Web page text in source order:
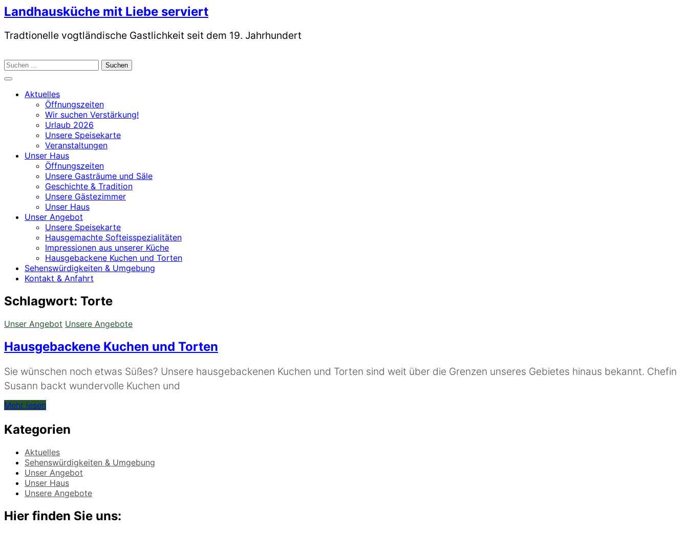
Skip
to
content
Landhausküche mit Liebe serviert
Tradtionelle vogtländische Gastlichkeit seit dem 19. Jahrhundert
Suchen
nach:
Aktuelles
Öffnungszeiten
Wir suchen Verstärkung!
Urlaub 2026
Unsere Speisekarte
Veranstaltungen
Unser Haus
Öffnungszeiten
Unsere Gasträume und Säle
Geschichte & Tradition
Unsere Gästezimmer
Unser Haus
Unser Angebot
Unsere Speisekarte
Hausgemachte Softeisspezialitäten
Impressionen aus unserer Küche
Hausgebackene Kuchen und Torten
Sehenswürdigkeiten & Umgebung
Kontakt & Anfahrt
Schlagwort: Torte
Unser Angebot Unsere Angebote
Hausgebackene Kuchen und Torten
Sie wünschen noch etwas Süßes? Unsere hausgebackenen Kuchen und Torten sind weit über die Grenzen unseres Gebietes hinaus bekannt. Chefin
Susann backt wundervolle Kuchen und
Mehr lesen
Kategorien
Aktuelles
Sehenswürdigkeiten & Umgebung
Unser Angebot
Unser Haus
Unsere Angebote
Hier finden Sie uns: